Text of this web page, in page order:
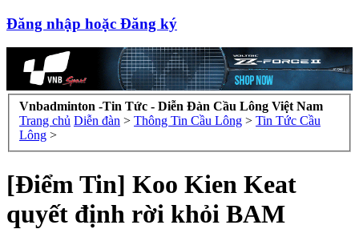
Đăng nhập hoặc Đăng ký
Vnbadminton -Tin Tức - Diễn Đàn Cầu Lông Việt Nam
Trang chủ Diễn đàn > Thông Tin Cầu Lông > Tin Tức Cầu
Lông >
[Điểm Tin] Koo Kien Keat
quyết định rời khỏi BAM